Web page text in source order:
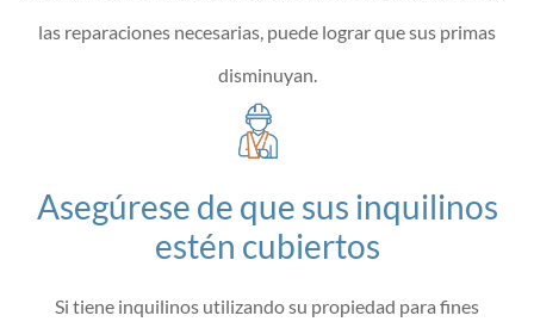
las reparaciones necesarias, puede lograr que sus primas
disminuyan.
Asegúrese de que sus inquilinos
estén cubiertos
Si tiene inquilinos utilizando su propiedad para fines